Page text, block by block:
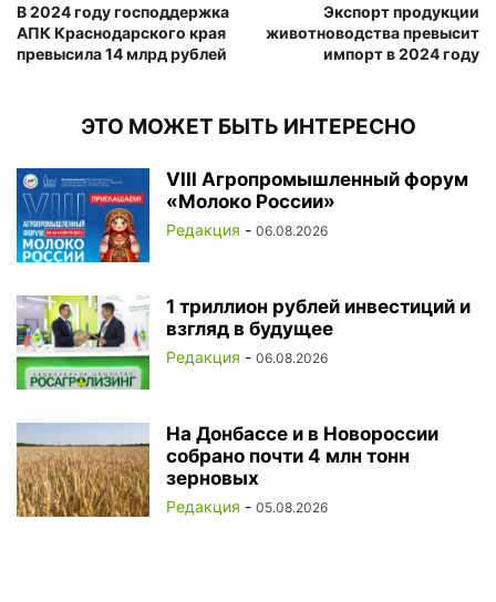
В 2024 году господдержка
АПК Краснодарского края
превысила 14 млрд рублей
Экспорт продукции
животноводства превысит
импорт в 2024 году
ЭТО МОЖЕТ БЫТЬ ИНТЕРЕСНО
VIII Агропромышленный форум
«Молоко России»
Редакция - 06.08.2026
1 триллион рублей инвестиций и
взгляд в будущее
Редакция - 06.08.2026
На Донбассе и в Новороссии
собрано почти 4 млн тонн
зерновых
Редакция - 05.08.2026